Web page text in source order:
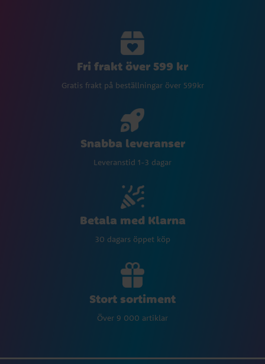
Fri frakt över 599 kr
Gratis frakt på beställningar över 599kr
Snabba leveranser
Leveranstid 1-3 dagar
Betala med Klarna
30 dagars öppet köp
Stort sortiment
Över 9 000 artiklar